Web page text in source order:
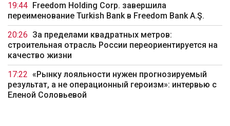
19:44
Freedom Holding Corp. завершила
переименование Turkish Bank в Freedom Bank A.Ş.
20:26 За пределами квадратных метров:
строительная отрасль России переориентируется на
качество жизни
17:22 «Рынку лояльности нужен прогнозируемый
результат, а не операционный героизм»: интервью с
Еленой Соловьевой